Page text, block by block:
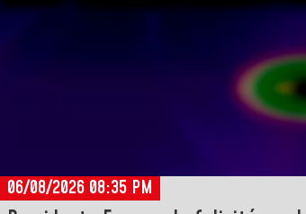
06/08/2026 08:35 PM